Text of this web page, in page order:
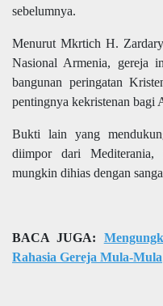
sebelumnya.
Menurut Mkrtich H.
Nasional Armenia, gereja
bangunan peringatan
pentingnya kekristenan bagi
Bukti lain yang
diimpor dari Mediterania,
mungkin dihias dengan
BACA JUGA:
Rahasia Gereja Mula-Mula